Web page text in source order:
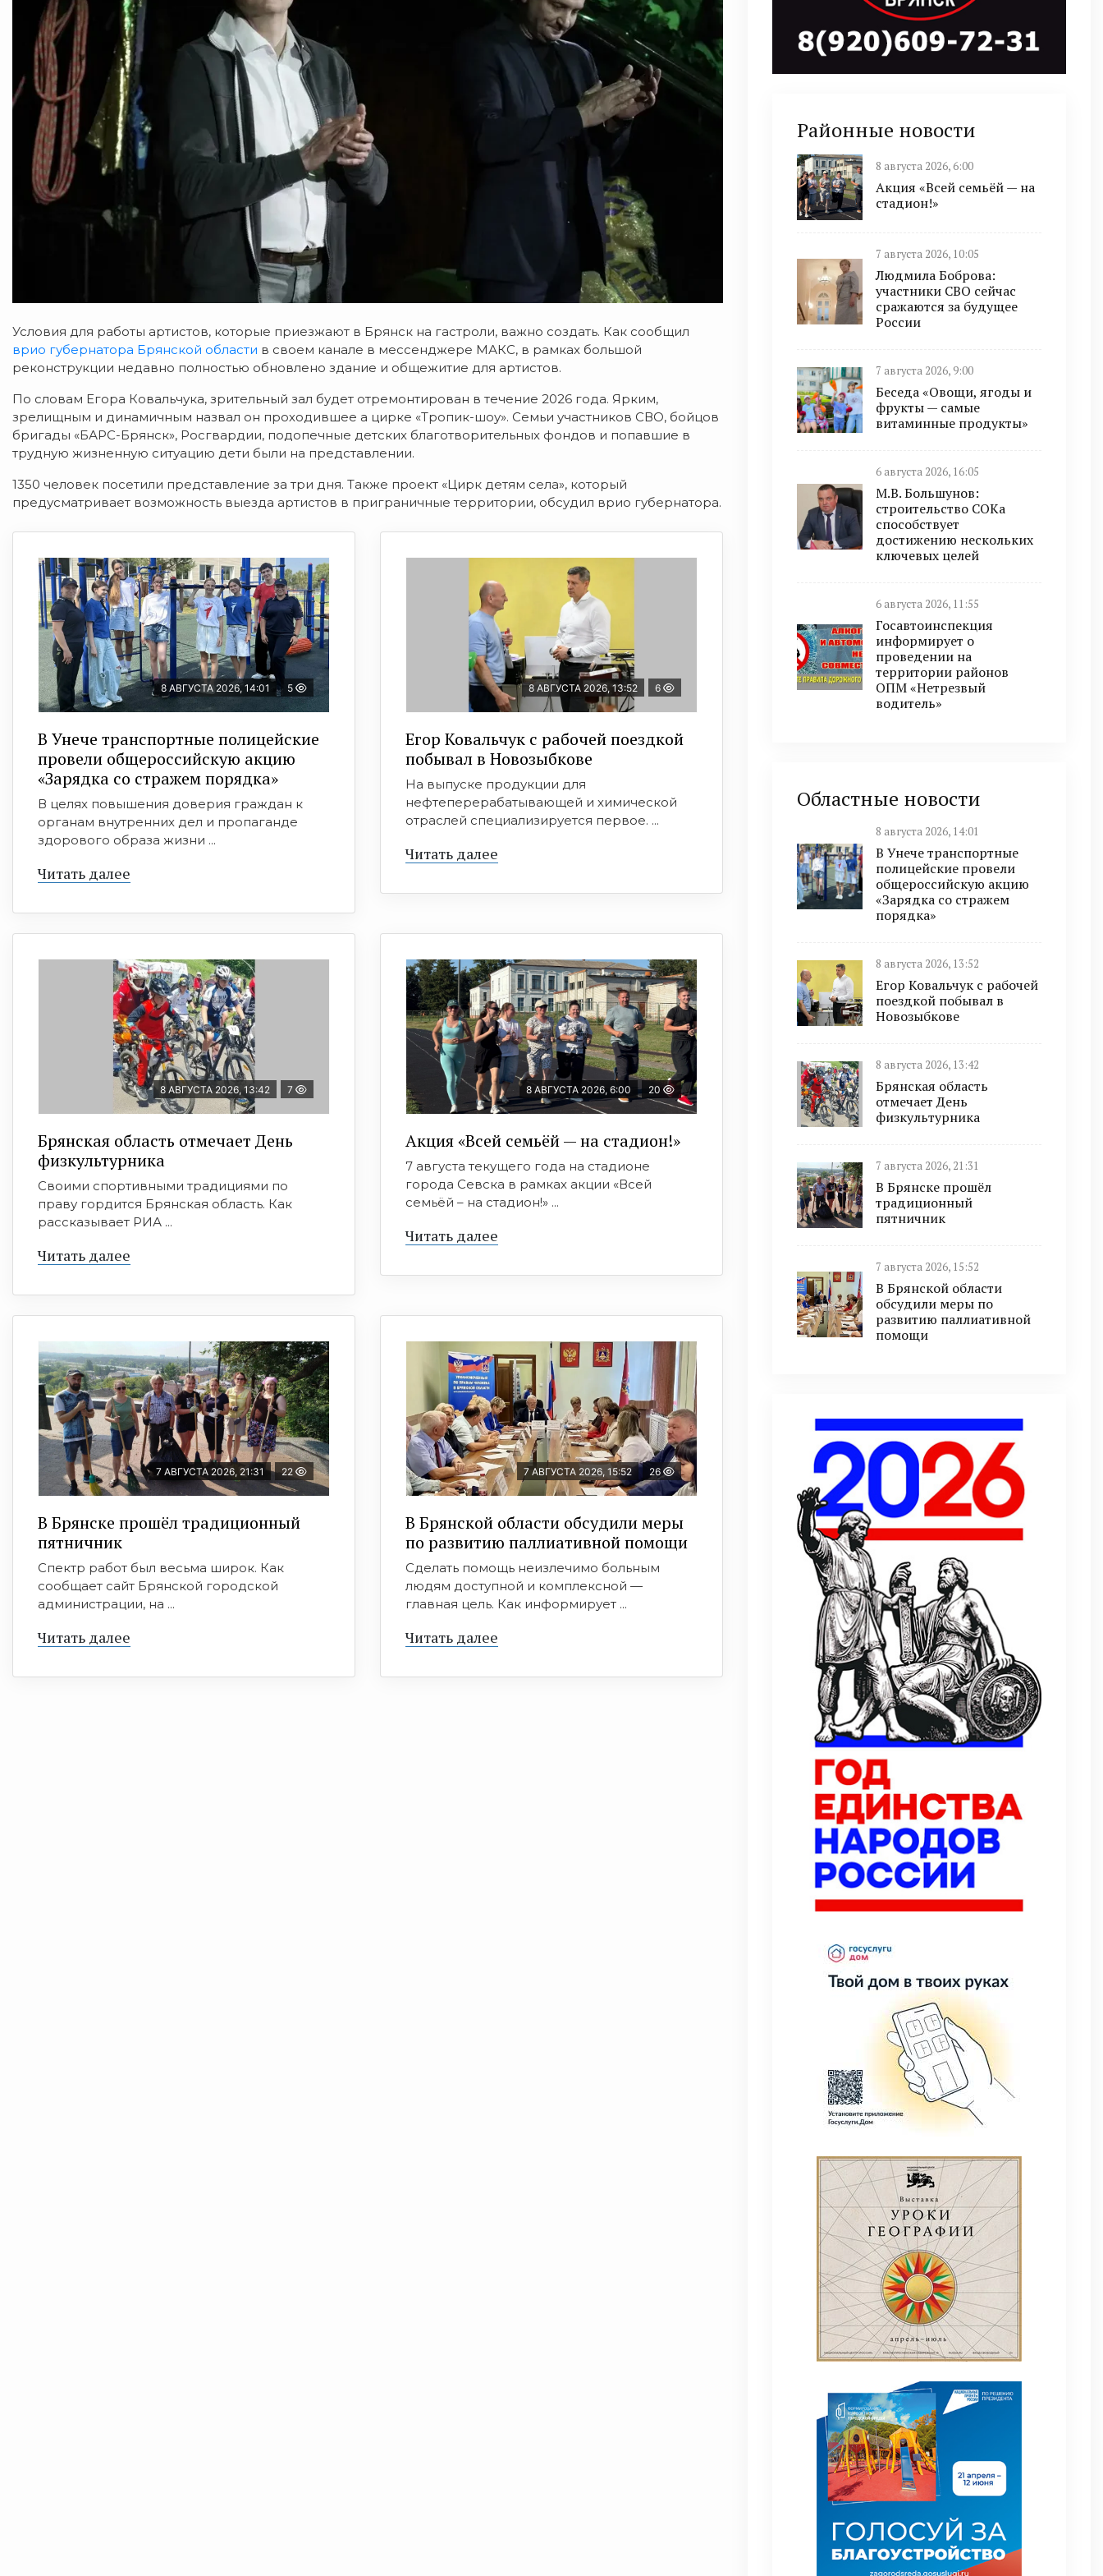
Условия для работы артистов, которые приезжают в Брянск на гастроли, важно создать. Как сообщил
врио губернатора Брянской области в своем канале в мессенджере МАКС, в рамках большой
реконструкции недавно полностью обновлено здание и общежитие для артистов.
По словам Егора Ковальчука, зрительный зал будет отремонтирован в течение 2026 года. Ярким,
зрелищным и динамичным назвал он проходившее а цирке «Тропик-шоу». Семьи участников СВО, бойцов
бригады «БАРС-Брянск», Росгвардии, подопечные детских благотворительных фондов и попавшие в
трудную жизненную ситуацию дети были на представлении.
1350 человек посетили представление за три дня. Также проект «Цирк детям села», который
предусматривает возможность выезда артистов в приграничные территории, обсудил врио губернатора.
8 АВГУСТА 2026, 14:01 5
В Унече транспортные полицейские
провели общероссийскую акцию
«Зарядка со стражем порядка»
В целях повышения доверия граждан к
органам внутренних дел и пропаганде
здорового образа жизни ...
Читать далее
8 АВГУСТА 2026, 13:52 6
Егор Ковальчук с рабочей поездкой
побывал в Новозыбкове
На выпуске продукции для
нефтеперерабатывающей и химической
отраслей специализируется первое. ...
Читать далее
8 АВГУСТА 2026, 13:42 7
Брянская область отмечает День
физкультурника
Своими спортивными традициями по
праву гордится Брянская область. Как
рассказывает РИА ...
Читать далее
8 АВГУСТА 2026, 6:00 20
Акция «Всей семьёй — на стадион!»
7 августа текущего года на стадионе
города Севска в рамках акции «Всей
семьёй – на стадион!» ...
Читать далее
7 АВГУСТА 2026, 21:31 22
В Брянске прошёл традиционный
пятничник
Спектр работ был весьма широк. Как
сообщает сайт Брянской городской
администрации, на ...
Читать далее
7 АВГУСТА 2026, 15:52 26
В Брянской области обсудили меры
по развитию паллиативной помощи
Сделать помощь неизлечимо больным
людям доступной и комплексной —
главная цель. Как информирует ...
Читать далее
Районные новости
8 августа 2026, 6:00
Акция «Всей семьёй — на
стадион!»
7 августа 2026, 10:05
Людмила Боброва:
участники СВО сейчас
сражаются за будущее
России
7 августа 2026, 9:00
Беседа «Овощи, ягоды и
фрукты — самые
витаминные продукты»
6 августа 2026, 16:05
М.В. Большунов:
строительство СОКа
способствует
достижению нескольких
ключевых целей
6 августа 2026, 11:55
Госавтоинспекция
информирует о
проведении на
территории районов
ОПМ «Нетрезвый
водитель»
Областные новости
8 августа 2026, 14:01
В Унече транспортные
полицейские провели
общероссийскую акцию
«Зарядка со стражем
порядка»
8 августа 2026, 13:52
Егор Ковальчук с рабочей
поездкой побывал в
Новозыбкове
8 августа 2026, 13:42
Брянская область
отмечает День
физкультурника
7 августа 2026, 21:31
В Брянске прошёл
традиционный
пятничник
7 августа 2026, 15:52
В Брянской области
обсудили меры по
развитию паллиативной
помощи